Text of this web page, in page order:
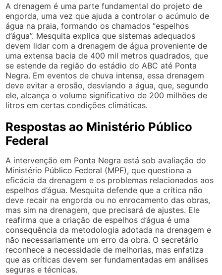
A drenagem é uma parte fundamental do projeto de
engorda, uma vez que ajuda a controlar o acúmulo de
água na praia, formando os chamados “espelhos
d’água”. Mesquita explica que sistemas adequados
devem lidar com a drenagem de água proveniente de
uma extensa bacia de 400 mil metros quadrados, que
se estende da região do estádio do ABC até Ponta
Negra. Em eventos de chuva intensa, essa drenagem
deve evitar a erosão, desviando a água, que, segundo
ele, alcança o volume significativo de 200 milhões de
litros em certas condições climáticas.
Respostas ao Ministério Público
Federal
A intervenção em Ponta Negra está sob avaliação do
Ministério Público Federal (MPF), que questiona a
eficácia da drenagem e os problemas relacionados aos
espelhos d’água. Mesquita defende que a crítica não
deve recair na engorda ou no enrocamento das obras,
mas sim na drenagem, que precisará de ajustes. Ele
reafirma que a criação de espelhos d’água é uma
consequência da metodologia adotada na drenagem e
não necessariamente um erro da obra. O secretário
reconhece a necessidade de melhorias, mas enfatiza
que as críticas devem ser fundamentadas em análises
seguras e técnicas.